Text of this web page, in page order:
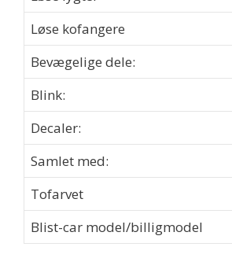
Løse kofangere
Bevægelige dele:
Blink:
Decaler:
Samlet med:
Tofarvet
Blist-car model/billigmodel